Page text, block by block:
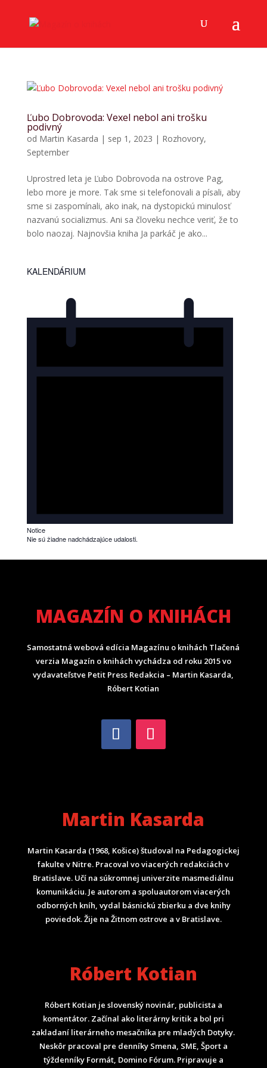
Ľubo Dobrovoda: Vexel nebol ani trošku
podivný
od Martin Kasarda | sep 1, 2023 | Rozhovory,
September
Uprostred leta je Ľubo Dobrovoda na ostrove Pag,
lebo more je more. Tak sme si telefonovali a písali, aby
sme si zaspomínali, ako inak, na dystopickú minulosť
nazvanú socializmus. Ani sa človeku nechce veriť, že to
bolo naozaj. Najnovšia kniha Ja parkáč je ako...
KALENDÁRIUM
Notice
Nie sú žiadne nadchádzajúce udalosti.
MAGAZÍN O KNIHÁCH
Samostatná webová edícia Magazínu o knihách Tlačená
verzia Magazín o knihách vychádza od roku 2015 vo
vydavateľstve Petit Press Redakcia – Martin Kasarda,
Róbert Kotian
Martin Kasarda
Martin Kasarda (1968, Košice) študoval na Pedagogickej
fakulte v Nitre. Pracoval vo viacerých redakciách v
Bratislave. Učí na súkromnej univerzite masmediálnu
komunikáciu. Je autorom a spoluautorom viacerých
odborných kníh, vydal básnickú zbierku a dve knihy
poviedok. Žije na Žitnom ostrove a v Bratislave.
Róbert Kotian
Róbert Kotian je slovenský novinár, publicista a
komentátor. Začínal ako literárny kritik a bol pri
zakladaní literárneho mesačníka pre mladých Dotyky.
Neskôr pracoval pre denníky Smena, SME, Šport a
týždenníky Formát, Domino Fórum. Pripravuje a